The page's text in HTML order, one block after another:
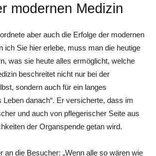
modernen Medizin
aber auch die Erfolge der modernen
ich Sie hier erlebe, muss man die heutige
was sie heute alles ermöglicht, welche
beschreitet nicht nur bei der
sondern auch für ein langes
danach“. Er versicherte, dass im
und auch von pflegerischer Seite aus
der Organspende getan wird.
an die Besucher: „Wenn alle so wären wie